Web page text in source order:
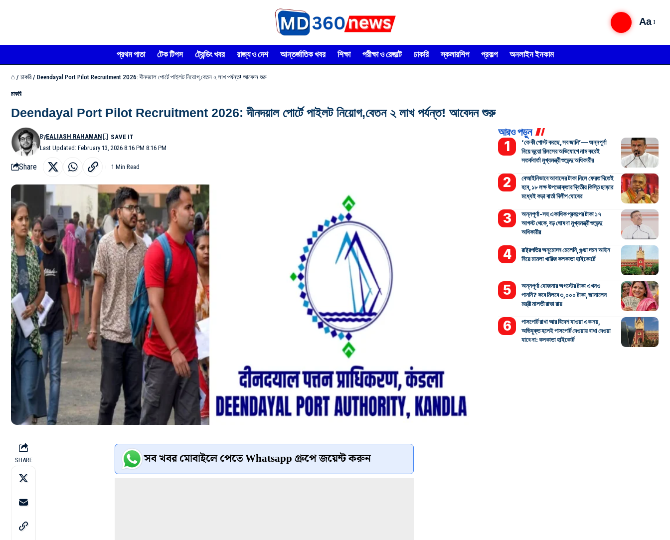
Aa
প্রথম পাতা টেক টিপস ট্রেন্ডিং খবর রাজ্য ও দেশ আন্তর্জাতিক খবর শিক্ষা পরীক্ষা ও রেজাল্ট চাকরি স্কলারশিপ প্রকল্প অনলাইন ইনকাম
⌂ / চাকরি / Deendayal Port Pilot Recruitment 2026: দীনদয়াল পোর্টে পাইলট নিয়োগ,বেতন ২ লাখ পর্যন্ত! আবেদন শুরু
চাকরি
Deendayal Port Pilot Recruitment 2026: দীনদয়াল পোর্টে পাইলট নিয়োগ,বেতন ২ লাখ পর্যন্ত! আবেদন শুরু
Last Updated: February 13, 2026 8:16 PM 8:16 PM
ByEALIASH RAHAMAN
Share 1 Min Read
SHARE সব খবর মোবাইলে পেতে Whatsapp গ্রুপে জয়েন্ট করুন
আরও পড়ুন
‘কে কী পোস্ট করছে, সব জানি’— অন্নপূর্ণা
নিয়ে ভুয়ো রিলসের অভিযোগে নাম করেই
সতর্কবার্তা মুখ্যমন্ত্রী শুভেন্দু অধিকারীর
বেআইনিভাবে আবাসের টাকা নিলে ফেরত দিতেই
হবে, ১৮ লক্ষ উপভোক্তার দ্বিতীয় কিস্তি ছাড়ার
মধ্যেই কড়া বার্তা দিলীপ ঘোষের
অন্নপূর্ণা-সহ একাধিক প্রকল্পের টাকা ১৭
আগস্ট থেকে, বড় ঘোষণা মুখ্যমন্ত্রী শুভেন্দু
অধিকারীর
রাষ্ট্রপতির অনুমোদন মেলেনি, গুন্ডা দমন আইন
নিয়ে মামলা খারিজ কলকাতা হাইকোর্টে
অন্নপূর্ণা যোজনার অগস্টের টাকা এখনও
পাননি? কবে মিলবে ৩,০০০ টাকা, জানালেন
মন্ত্রী মালতী রাভা রায়
পাসপোর্ট রাখা আর বিদেশ যাওয়া এক নয়,
অভিযুক্ত হলেই পাসপোর্ট দেওয়ায় বাধা দেওয়া
যাবে না: কলকাতা হাইকোর্ট